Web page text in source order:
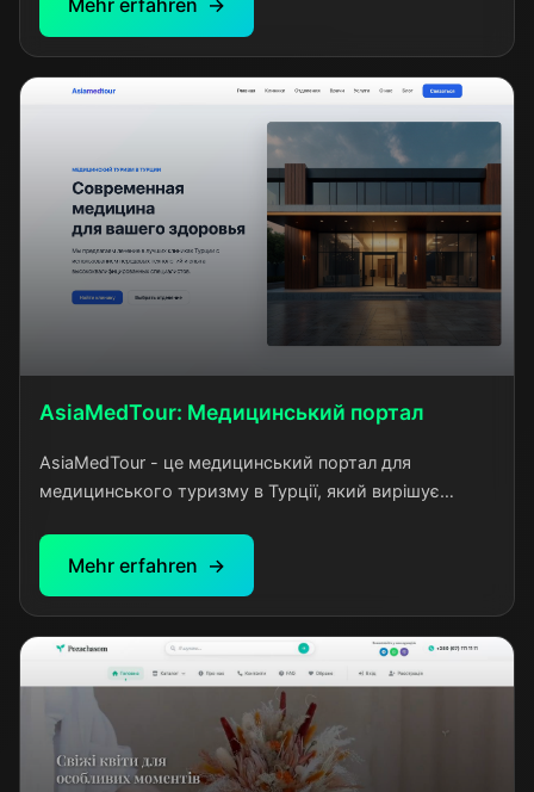
всю красу та складність цього виду творчості через
AsiaMedTour: Медицинський портал
AsiaMedTour - це медицинський портал для
медицинського туризму в Турції, який вирішує
інших країн. Проект створений для спрощення
процесу пошуку та отримання якісних медичних
використання послуг перекладачів.
Mehr erfahren